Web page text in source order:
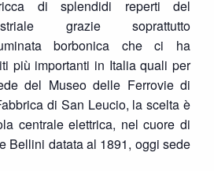
di splendidi reperti del
grazie soprattutto
borbonica che ci ha
più importanti in Italia quali per
del Museo delle Ferrovie di
di San Leucio, la scelta è
centrale elettrica, nel cuore di
Bellini datata al 1891, oggi sede